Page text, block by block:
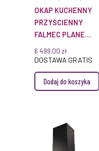
OKAP KUCHENNY
PRZYŚCIENNY
FALMEC PLANE
PLUS 120 CM INOX
WYCIĄG
SZCZELINOWY
OŚWIETLENIE
6 499,00 zł
DOSTAWA GRATIS
Dodaj do koszyka